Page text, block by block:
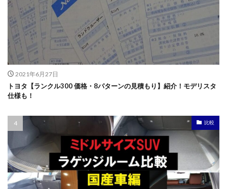
2021年6月27日
トヨタ【ランクル300 価格・8パターンの見積もり】紹介！モデリスタ
仕様も！
比較